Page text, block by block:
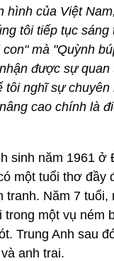
hình của Việt
tôi tiếp tục sáng
mà "Quỳnh
được sự quan
tôi nghĩ sự chuyên
cao chính là
sinh năm 1961 ở
một tuổi thơ đầy
tranh. Năm 7 tuổi,
trong một vụ ném
Trung Anh sau
anh trai.